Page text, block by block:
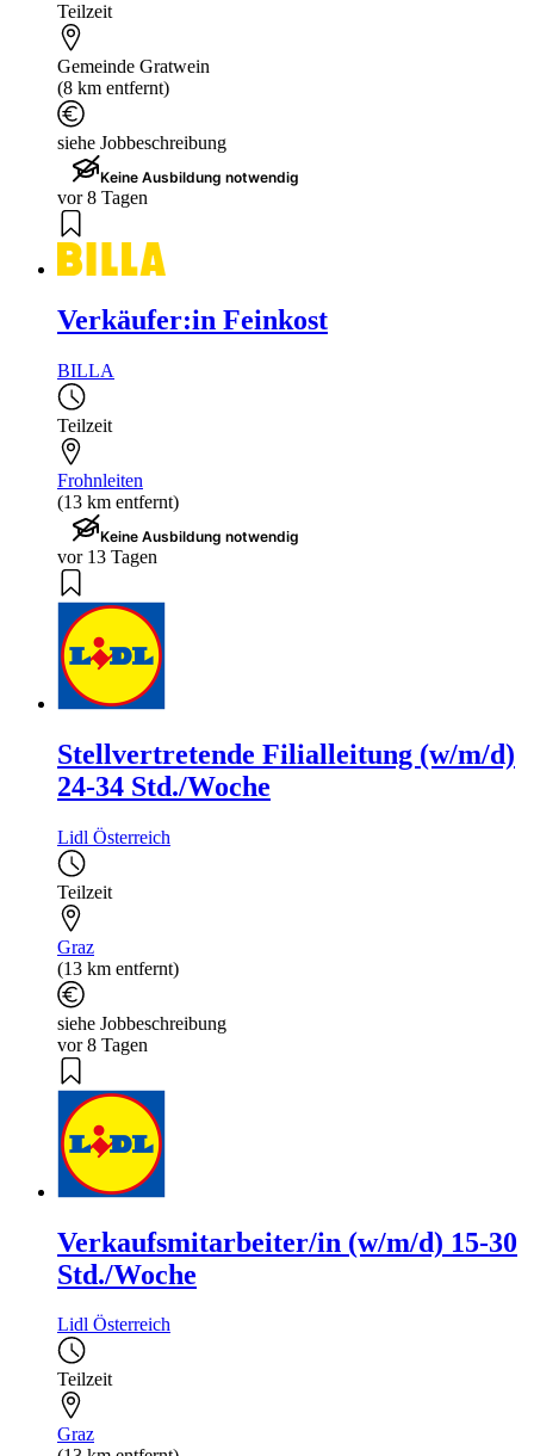
Teilzeit
Gemeinde Gratwein
(8 km entfernt)
siehe Jobbeschreibung
Keine Ausbildung notwendig
vor 8 Tagen
Verkäufer:in Feinkost
BILLA
Teilzeit
Frohnleiten
(13 km entfernt)
Keine Ausbildung notwendig
vor 13 Tagen
Stellvertretende Filialleitung (w/m/d)
24-34 Std./Woche
Lidl Österreich
Teilzeit
Graz
(13 km entfernt)
siehe Jobbeschreibung
vor 8 Tagen
Verkaufsmitarbeiter/in (w/m/d) 15-30
Std./Woche
Lidl Österreich
Teilzeit
Graz